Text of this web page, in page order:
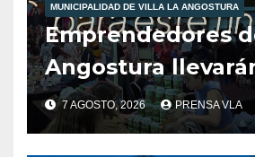
MUNICIPALIDAD DE VILLA LA ANGOSTURA
Emprendedores
Angostura
producción local
de Sabores.
7 AGOSTO, 2026 PRENSA VLA